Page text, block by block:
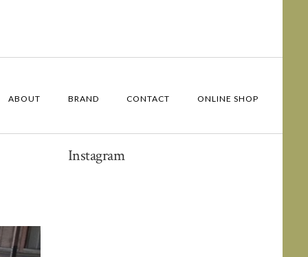
ABOUT BRAND CONTACT ONLINE SHOP
Instagram